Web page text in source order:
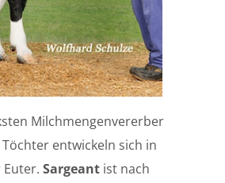
Milchmengenvererber
entwickeln sich in
Euter.Sargeant ist nach